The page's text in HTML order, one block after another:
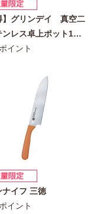
】グリンデイ 真空二
ンレス卓上ポット1…
ポイント
ナイフ 三徳
ポイント